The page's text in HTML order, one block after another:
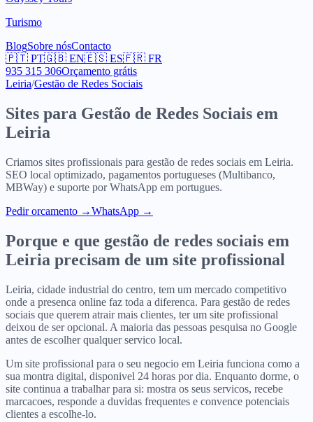
Turismo
BlogSobre nósContacto
🇵🇹 PT🇬🇧 EN🇪🇸 ES🇫🇷 FR
935 315 306Orçamento grátis
Leiria/Gestão de Redes Sociais
Sites para Gestão de Redes Sociais em
Leiria
Criamos sites profissionais para gestão de redes sociais em Leiria.
SEO local optimizado, pagamentos portugueses (Multibanco,
MBWay) e suporte por WhatsApp em portugues.
Pedir orcamento →WhatsApp →
Porque e que gestão de redes sociais em
Leiria precisam de um site profissional
Leiria, cidade industrial do centro, tem um mercado competitivo
onde a presenca online faz toda a diferenca. Para gestão de redes
sociais que querem atrair mais clientes, ter um site profissional
deixou de ser opcional. A maioria das pessoas pesquisa no Google
antes de escolher qualquer servico local.
Um site profissional para o seu negocio em Leiria funciona como a
sua montra digital, disponivel 24 horas por dia. Enquanto dorme, o
site continua a trabalhar para si: mostra os seus servicos, recebe
marcacoes, responde a duvidas frequentes e convence potenciais
clientes a escolhe-lo.